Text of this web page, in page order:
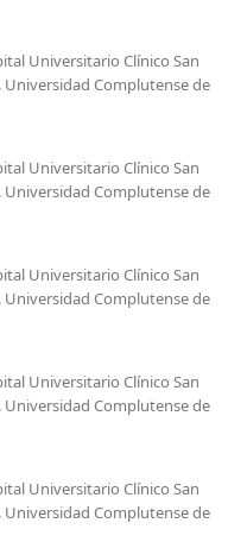
Universitario Clínico San
Complutense de
Universitario Clínico San
Complutense de
Universitario Clínico San
Complutense de
Universitario Clínico San
Complutense de
Universitario Clínico San
Complutense de